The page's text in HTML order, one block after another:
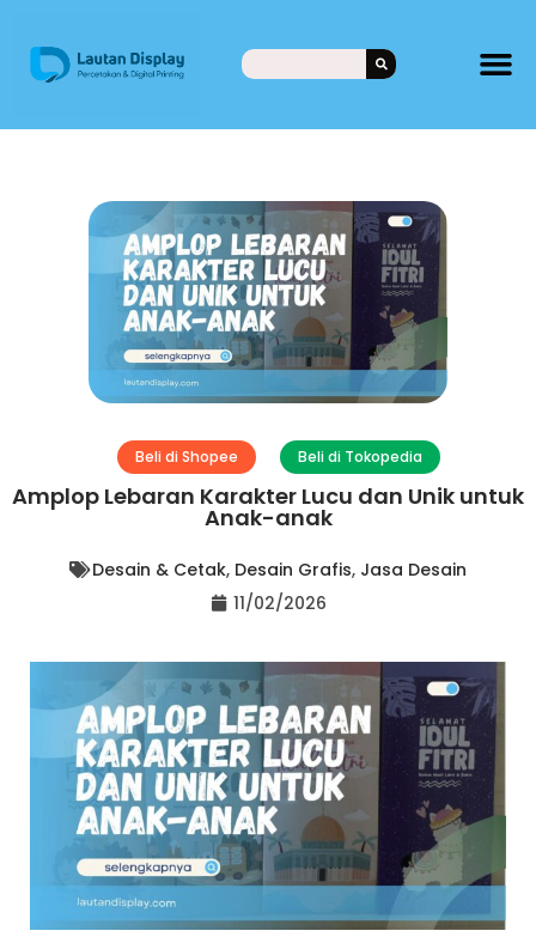
Beli di Shopee Beli di Tokopedia
Amplop Lebaran Karakter Lucu dan Unik untuk
Anak-anak
Desain & Cetak, Desain Grafis, Jasa Desain
11/02/2026